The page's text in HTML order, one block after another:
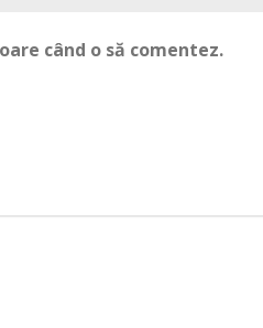
când o să comentez.